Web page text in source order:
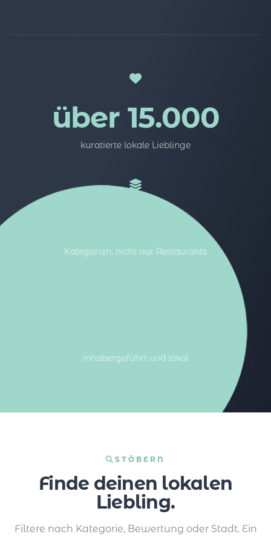
über 15.000
kuratierte lokale Lieblinge
Kategorien, nicht nur Restaurants
inhabergeführt und lokal
STÖBERN
Finde deinen lokalen
Liebling.
Filtere nach Kategorie, Bewertung oder Stadt. Ein